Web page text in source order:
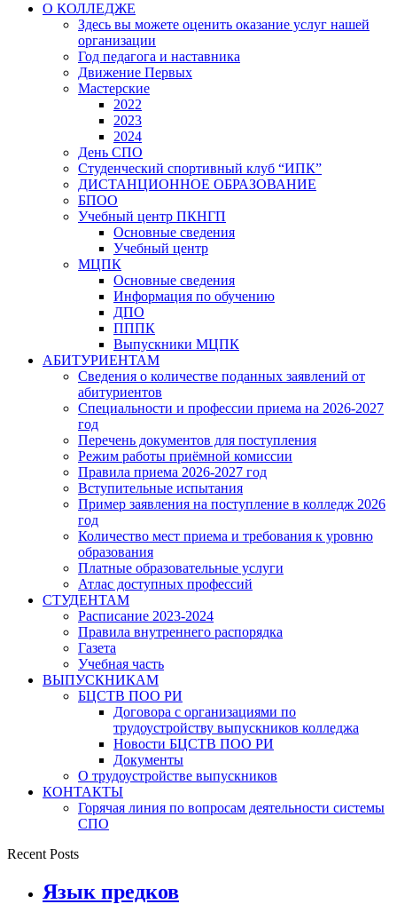
О КОЛЛЕДЖЕ
Здесь вы можете оценить оказание услуг нашей
организации
Год педагога и наставника
Движение Первых
Мастерские
2022
2023
2024
День СПО
Студенческий спортивный клуб “ИПК”
ДИСТАНЦИОННОЕ ОБРАЗОВАНИЕ
БПОО
Учебный центр ПКНГП
Основные сведения
Учебный центр
МЦПК
Основные сведения
Информация по обучению
ДПО
ПППК
Выпускники МЦПК
АБИТУРИЕНТАМ
Сведения о количестве поданных заявлений от
абитуриентов
Специальности и профессии приема на 2026-2027
год
Перечень документов для поступления
Режим работы приёмной комиссии
Правила приема 2026-2027 год
Вступительные испытания
Пример заявления на поступление в колледж 2026
год
Количество мест приема и требования к уровню
образования
Платные образовательные услуги
Атлас доступных профессий
СТУДЕНТАМ
Расписание 2023-2024
Правила внутреннего распорядка
Газета
Учебная часть
ВЫПУСКНИКАМ
БЦСТВ ПОО РИ
Договора с организациями по
трудоустройству выпускников колледжа
Новости БЦСТВ ПОО РИ
Документы
О трудоустройстве выпускников
КОНТАКТЫ
Горячая линия по вопросам деятельности системы
СПО
Recent Posts
Язык предков